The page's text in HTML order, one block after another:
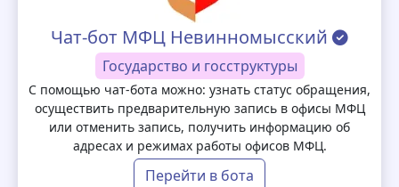
Чат-бот МФЦ Невинномысский
Государство и госструктуры
С помощью чат-бота можно: узнать статус обращения,
осуществить предварительную запись в офисы МФЦ
или отменить запись, получить информацию об
адресах и режимах работы офисов МФЦ.
Перейти в бота